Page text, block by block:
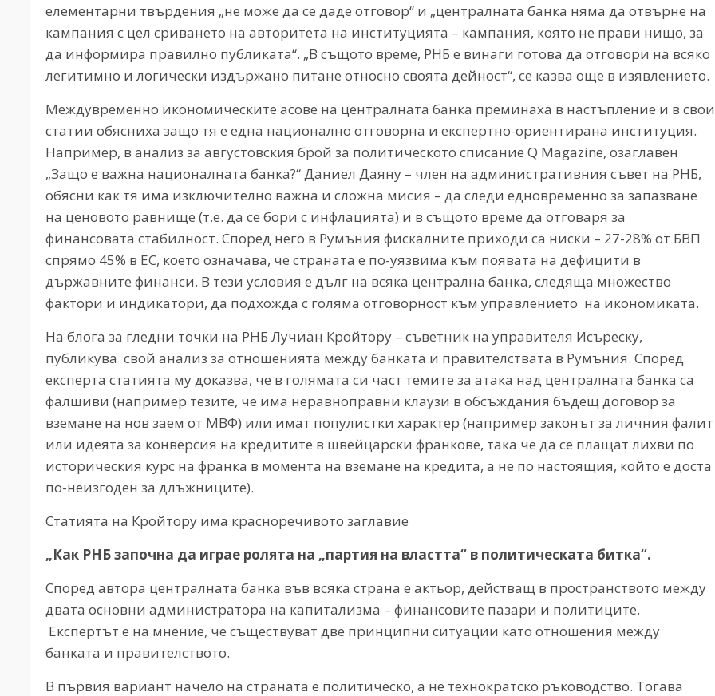
елементарни твърдения „не може да се даде отговор“ и „централната банка няма да отвърне на
кампания с цел сриването на авторитета на институцията – кампания, която не прави нищо, за
да информира правилно публиката“. „В същото време, РНБ е винаги готова да отговори на всяко
легитимно и логически издържано питане относно своята дейност“, се казва още в изявлението.
Междувременно икономическите асове на централната банка преминаха в настъпление и в свои
статии обясниха защо тя е една национално отговорна и експертно-ориентирана институция.
Например, в анализ за августовския брой за политическото списание Q Magazine, озаглавен
„Защо е важна националната банка?“ Даниел Даяну – член на административния съвет на РНБ,
обясни как тя има изключително важна и сложна мисия – да следи едновременно за запазване
на ценовото равнище (т.е. да се бори с инфлацията) и в същото време да отговаря за
финансовата стабилност. Според него в Румъния фискалните приходи са ниски – 27-28% от БВП
спрямо 45% в ЕС, което означава, че страната е по-уязвима към появата на дефицити в
държавните финанси. В тези условия е дълг на всяка централна банка, следяща множество
фактори и индикатори, да подхожда с голяма отговорност към управлението на икономиката.
На блога за гледни точки на РНБ Лучиан Кройтору – съветник на управителя Исъреску,
публикува свой анализ за отношенията между банката и правителствата в Румъния. Според
експерта статията му доказва, че в голямата си част темите за атака над централната банка са
фалшиви (например тезите, че има неравноправни клаузи в обсъждания бъдещ договор за
вземане на нов заем от МВФ) или имат популистки характер (например законът за личния фалит
или идеята за конверсия на кредитите в швейцарски франкове, така че да се плащат лихви по
историческия курс на франка в момента на вземане на кредита, а не по настоящия, който е доста
по-неизгоден за длъжниците).
Статията на Кройтору има красноречивото заглавие
„Как РНБ започна да играе ролята на „партия на властта“ в политическата битка“.
Според автора централната банка във всяка страна е актьор, действащ в пространството между
двата основни администратора на капитализма – финансовите пазари и политиците.
Експертът е на мнение, че съществуват две принципни ситуации като отношения между
банката и правителството.
В първия вариант начело на страната е политическо, а не технократско ръководство. Тогава